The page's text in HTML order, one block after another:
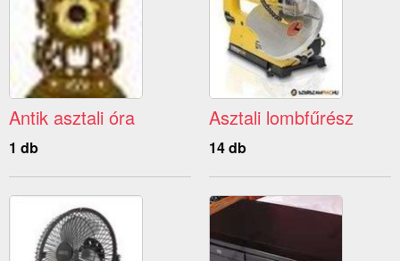
Antik asztali óra
1 db
Asztali lombfűrész
14 db